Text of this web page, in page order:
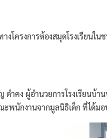
โครงการห้องสมุดโรงเรียนใ
ดำคง ผู้อำนวยการโรงเรีย
พนักงานจากมูลนิธิเด็ก ที่ได้ม